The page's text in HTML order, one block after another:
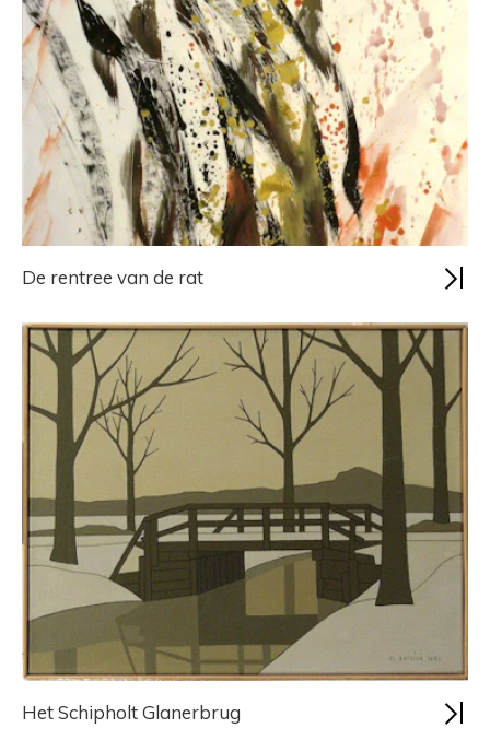
De rentree van de rat
Het Schipholt Glanerbrug